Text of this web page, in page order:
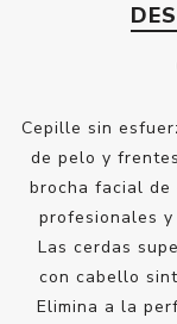
Cepille sin
de pelo y
brocha facial de
profesionales
Las cerdas
con cabello
Elimina a la